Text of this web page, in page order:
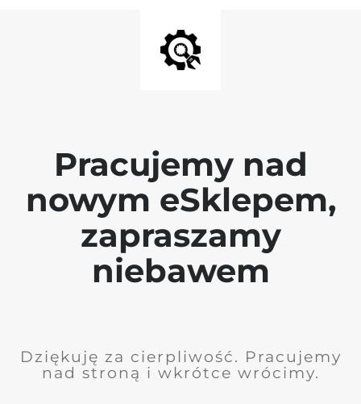
Pracujemy nad
nowym eSklepem,
zapraszamy
niebawem
Dziękuję za cierpliwość. Pracujemy
nad stroną i wkrótce wrócimy.